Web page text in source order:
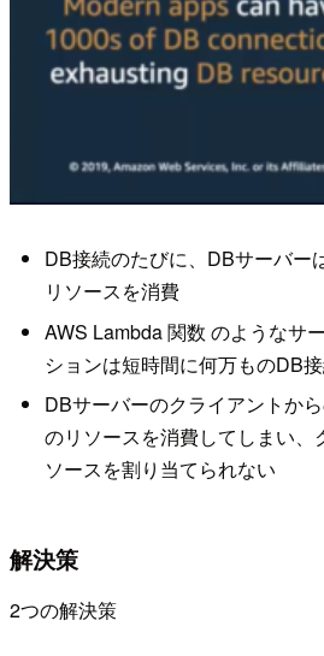
DB接続のたびに、DBサーバー
リソースを消費
AWS Lambda 関数 のようなサ
ションは短時間に何万ものDB
DBサーバーのクライアントか
のリソースを消費してしまい、
ソースを割り当てられない
解決策
2つの解決策